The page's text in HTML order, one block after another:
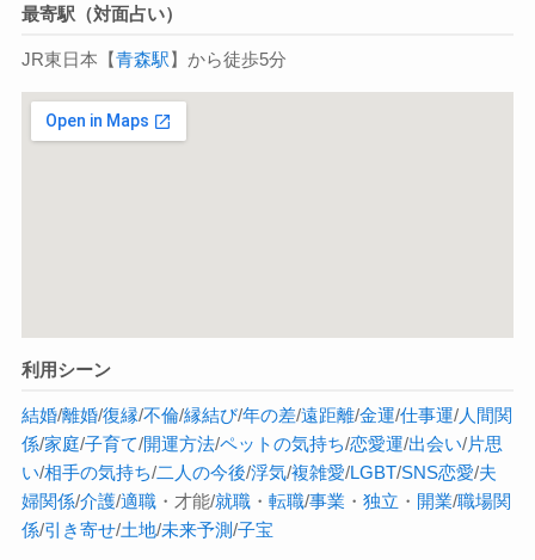
最寄駅（対面占い）
JR東日本【青森駅】から徒歩5分
利用シーン
結婚/離婚/復縁/不倫/縁結び/年の差/遠距離/金運/仕事運/人間関
係/家庭/子育て/開運方法/ペットの気持ち/恋愛運/出会い/片思
い/相手の気持ち/二人の今後/浮気/複雑愛/LGBT/SNS恋愛/夫
婦関係/介護/適職・才能/就職・ 転職/事業 ・ 独立 ・ 開業/職場関
係/引き寄せ/土地/未来予測/子宝